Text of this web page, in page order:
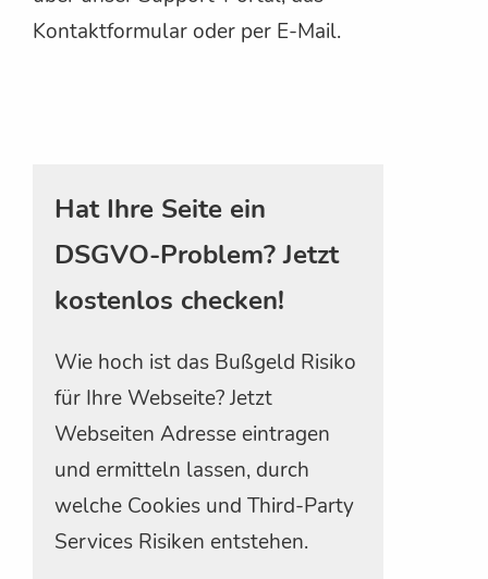
Kontaktformular oder per E-Mail.
Hat Ihre Seite ein
DSGVO-Problem? Jetzt
kostenlos checken!
Wie hoch ist das Bußgeld Risiko
für Ihre Webseite? Jetzt
Webseiten Adresse eintragen
und ermitteln lassen, durch
welche Cookies und Third-Party
Services Risiken entstehen.